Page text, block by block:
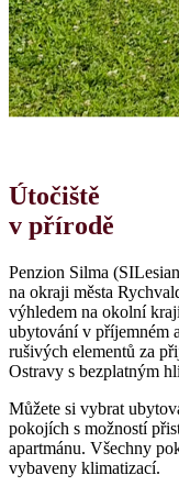
Útočiště
v přírodě
Penzion Silma
na okraji města
výhledem na okolní
ubytování v příjemném
rušivých elementů za
Ostravy s bezplatným
Můžete si vybrat
pokojích s možností
apartmánu. Všechny
vybaveny klimatizací.